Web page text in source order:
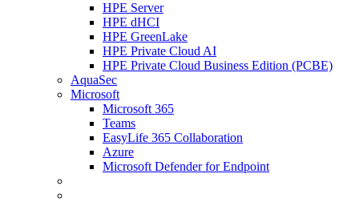
HPE Server
HPE dHCI
HPE GreenLake
HPE Private Cloud AI
HPE Private Cloud Business Edition (PCBE)
AquaSec
Microsoft
Microsoft 365
Teams
EasyLife 365 Collaboration
Azure
Microsoft Defender for Endpoint